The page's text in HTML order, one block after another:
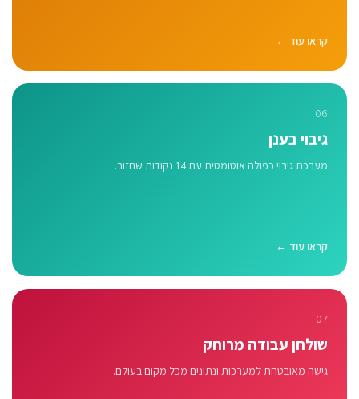
קראו עוד ←
06
גיבוי בענן
מערכת גיבוי כפולה אוטומטית עם 14 נקודות שחזור.
קראו עוד ←
07
שולחן עבודה מרוחק
גישה מאובטחת למערכות ונתונים מכל מקום בעולם.